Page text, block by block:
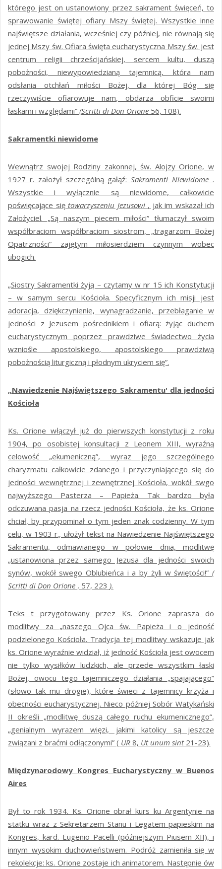
którego jest on ustanowiony przez sakrament święceń, to
sprawowanie świętej ofiary Mszy świętej. Wszystkie inne
najświętsze działania, wcześniej czy później, nie równają się
jednej Mszy św. Ofiara święta eucharystyczna Mszy św. jest
centrum religii chrześcijańskiej, sercem kultu, duszą
pobożności, niewypowiedzianą tajemnicą, która nam
odsłania otchłań miłości Bożej, dla której Bóg się
rzeczywiście ofiarowuje nam, obdarza obficie swoimi
łaskami i względami” (Scritti di Don Orione 56, 108).
Sakramentki niewidome
Wewnątrz swojej Rodziny zakonnej, św. Alojzy Orione, w
1927 r. założył szczególną gałąź:Sakramenti Niewidome .
Wszystkie i wyłącznie są niewidome, całkowicie
poświęcające się towarzyszeniu Jezusowi , jak im wskazał ich
Założyciel. „Są naszym piecem miłości” tłumaczył swoim
współbraciom współbraciom siostrom, „tragarzom Bożej
Opatrzności” zajętym miłosierdziem czynnym wobec
ubogich.
„Siostry Sakramentki żyją – czytamy w nr 15 ich Konstytucji
– w samym sercu Kościoła. Specyficznym ich misji jest
adoracja, dziękczynienie, wynagradzanie, przebłaganie w
jedności z Jezusem pośrednikiem i ofiarą: żyjąc duchem
eucharystycznym poprzez prawdziwe świadectwo życia
wzniośle apostolskiego, apostolskiego prawdziwą
pobożnością liturgiczną i płodnym ukryciem się”.
„Nawiedzenie Najświętszego Sakramentu' dla jedności
Kościoła
Ks. Orione włączył już do pierwszych konstytucji z roku
1904, po osobistej konsultacji z Leonem XIII, wyraźną
celowość „ekumeniczną”, wyraz jego szczególnego
charyzmatu całkowicie zdanego i przyczyniającego się do
jedności wewnętrznej i zewnętrznej Kościoła, wokół swgo
najwyższego Pasterza – Papieża. Tak bardzo była
odczuwana pasja na rzecz jedności Kościoła, że ks. Orione
chciał, by przypominał o tym jeden znak codzienny. W tym
celu, w 1903 r., ułożył tekst na Nawiedzenie Najświętszego
Sakramentu, odmawianego w połowie dnia, modlitwę
„ustanowiona przez samego Jezusa dla jedności swoich
synów, wokół swego Oblubieńca i a by żyli w świętości!” (
Scritti di Don Orione , 57, 223 ).
Teks t przygotowany przez Ks. Orione zaprasza do
modlitwy za „naszego Ojca św. Papieża i o jedność
podzielonego Kościoła. Tradycja tej modlitwy wskazuje jak
ks. Orione wyraźnie widział, iż jedność Kościoła jest owocem
nie tylko wysiłków ludzkich, ale przede wszystkim łaski
Bożej, owocu tego tajemniczego działania „spajającego”
(słowo tak mu drogie), które świeci z tajemnicy krzyża i
obecności eucharystycznej. Nieco później Sobór Watykański
II określi „modlitwę duszą całego ruchu ekumenicznego”,
„genialnym wyrazem więzi, jakimi katolicy są jeszcze
związani z braćmi odłączonymi” ( UR 8, Ut unum sint 21-23).
Międzynarodowy Kongres Eucharystyczny w Buenos
Aires
Był to rok 1934. Ks. Orione obrał kurs ku Argentynie na
statku wraz z Sekretarzem Stanu i Legatem papieskim na
Kongres, kard. Eugenio Pacelli (późniejszym Piusem XII), i
innym wysokim duchowieństwem. Podróż zamieniła się w
rekolekcje: ks. Orione zostaje ich animatorem. Następnie ów